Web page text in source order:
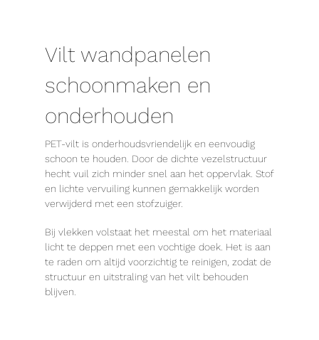
Vilt wandpanelen
schoonmaken en
onderhouden
PET-vilt is onderhoudsvriendelijk en eenvoudig
schoon te houden. Door de dichte vezelstructuur
hecht vuil zich minder snel aan het oppervlak. Stof
en lichte vervuiling kunnen gemakkelijk worden
verwijderd met een stofzuiger.
Bij vlekken volstaat het meestal om het materiaal
licht te deppen met een vochtige doek. Het is aan
te raden om altijd voorzichtig te reinigen, zodat de
structuur en uitstraling van het vilt behouden
blijven.